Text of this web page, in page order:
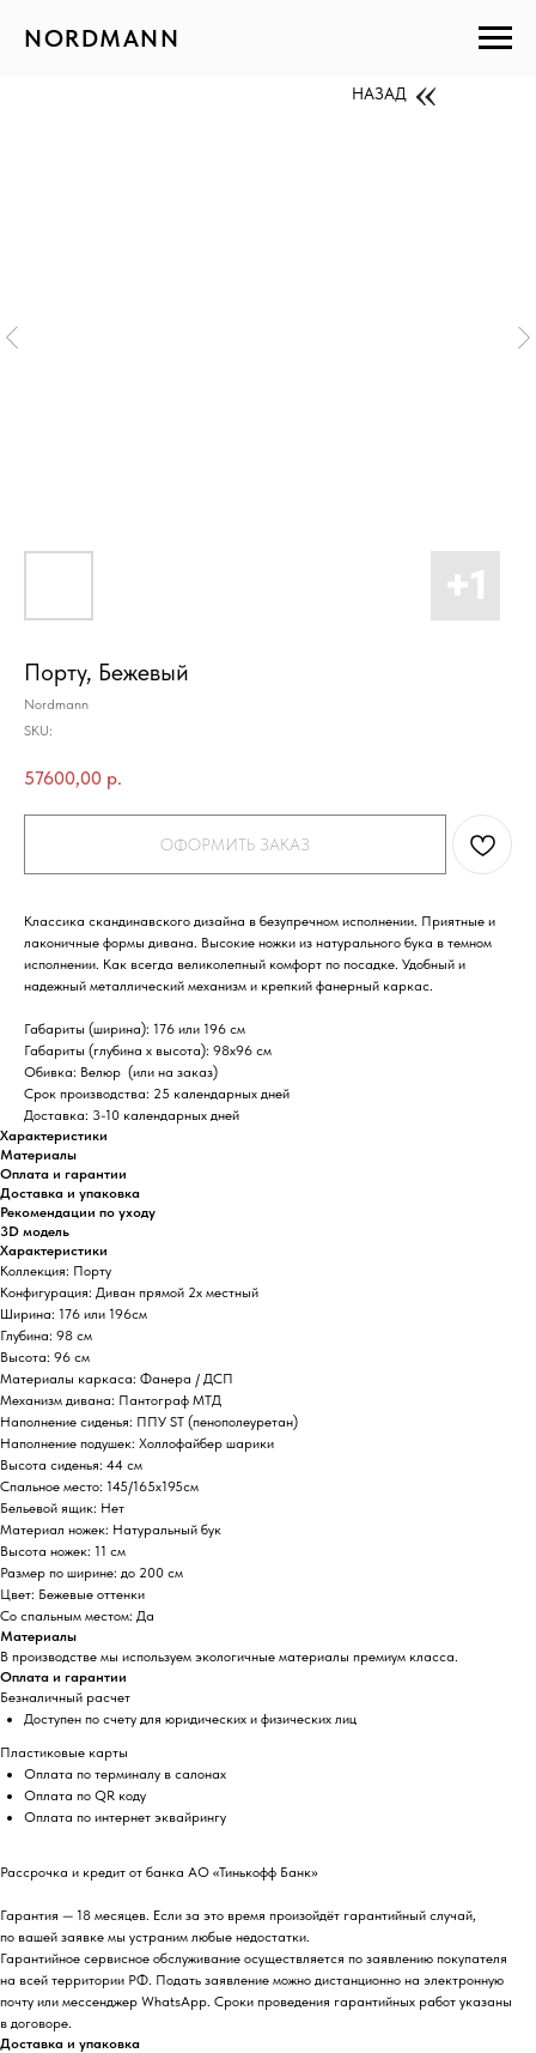
NORDMANN
НАЗАД
Порту, Бежевый
Nordmann
SKU:
57600,00 р.
ОФОРМИТЬ ЗАКАЗ
Классика скандинавского дизайна в безупречном исполнении. Приятные и
лаконичные формы дивана. Высокие ножки из натурального бука в темном
исполнении. Как всегда великолепный комфорт по посадке. Удобный и
надежный металлический механизм и крепкий фанерный каркас.
Габариты (ширина): 176 или 196 см
Габариты (глубина х высота): 98х96 см
Обивка: Велюр (или на заказ)
Срок производства: 25 календарных дней
Доставка: 3-10 календарных дней
Характеристики
Материалы
Оплата и гарантии
Доставка и упаковка
Рекомендации по уходу
3D модель
Характеристики
Коллекция: Порту
Конфигурация: Диван прямой 2х местный
Ширина: 176 или 196см
Глубина: 98 см
Высота: 96 см
Материалы каркаса: Фанера / ДСП
Механизм дивана: Пантограф МТД
Наполнение сиденья: ППУ ST (пенополеуретан)
Наполнение подушек: Холлофайбер шарики
Высота сиденья: 44 см
Спальное место: 145/165х195см
Бельевой ящик: Нет
Материал ножек: Натуральный бук
Высота ножек: 11 см
Размер по ширине: до 200 см
Цвет: Бежевые оттенки
Со спальным местом: Да
Материалы
В производстве мы используем экологичные материалы премиум класса.
Оплата и гарантии
Безналичный расчет
Доступен по счету для юридических и физических лиц
Пластиковые карты
Оплата по терминалу в салонах
Оплата по QR коду
Оплата по интернет эквайрингу
Рассрочка и кредит от банка АО «Тинькофф Банк»
Гарантия — 18 месяцев. Если за это время произойдёт гарантийный случай,
по вашей заявке мы устраним любые недостатки.
Гарантийное сервисное обслуживание осуществляется по заявлению покупателя
на всей территории РФ. Подать заявление можно дистанционно на электронную
почту или мессенджер WhatsApp. Сроки проведения гарантийных работ указаны
в договоре.
Доставка и упаковка